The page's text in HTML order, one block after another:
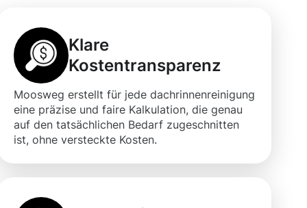
Klare
Kostentransparenz
Moosweg erstellt für jede dachrinnenreinigung
eine präzise und faire Kalkulation, die genau
auf den tatsächlichen Bedarf zugeschnitten
ist, ohne versteckte Kosten.